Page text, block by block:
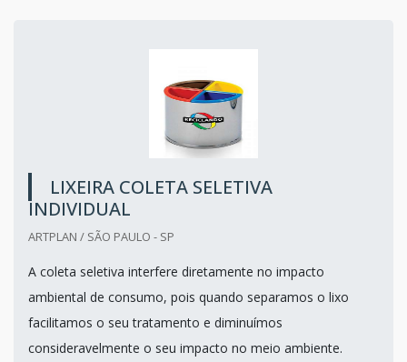
LIXEIRA COLETA SELETIVA
INDIVIDUAL
ARTPLAN / SÃO PAULO - SP
A coleta seletiva interfere diretamente no impacto
ambiental de consumo, pois quando separamos o lixo
facilitamos o seu tratamento e diminuímos
consideravelmente o seu impacto no meio ambiente.